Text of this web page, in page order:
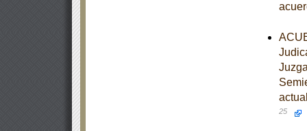
25